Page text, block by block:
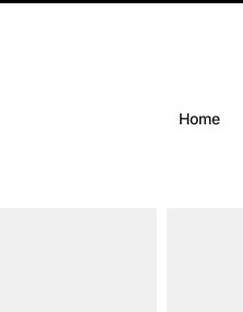
Home